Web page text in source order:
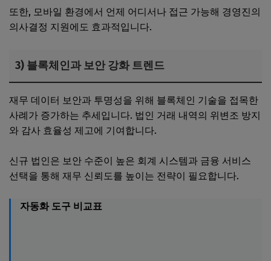
또한, 모바일 환경에서 언제 어디서나 접근 가능해 경영진의
의사결정 지원에도 효과적입니다.
3) 블록체인과 보안 강화 트렌드
재무 데이터 보안과 투명성을 위해 블록체인 기술을 접목한
사례가 증가하는 추세입니다. 법인 거래 내역의 위변조 방지
와 감사 효율성 제고에 기여합니다.
신규 법인은 보안 수준이 높은 회계 시스템과 금융 서비스
선택을 통해 재무 신뢰도를 높이는 전략이 필요합니다.
자동화 도구 비교표